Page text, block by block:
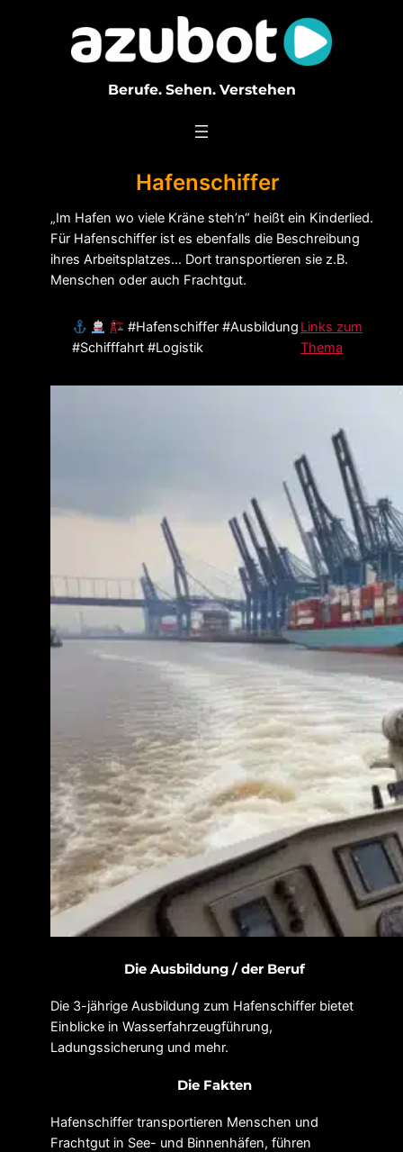
Berufe. Sehen. Verstehen
Hafenschiffer
„Im Hafen wo viele Kräne steh’n“ heißt ein Kinderlied.
Für Hafenschiffer ist es ebenfalls die Beschreibung
ihres Arbeitsplatzes… Dort transportieren sie z.B.
Menschen oder auch Frachtgut.
#Hafenschiffer #Ausbildung
#Schifffahrt #Logistik
Links zum
Thema
Die Ausbildung / der Beruf
Die 3-jährige Ausbildung zum Hafenschiffer bietet
Einblicke in Wasserfahrzeugführung,
Ladungssicherung und mehr.
Die Fakten
Hafenschiffer transportieren Menschen und
Frachtgut in See- und Binnenhäfen, führen